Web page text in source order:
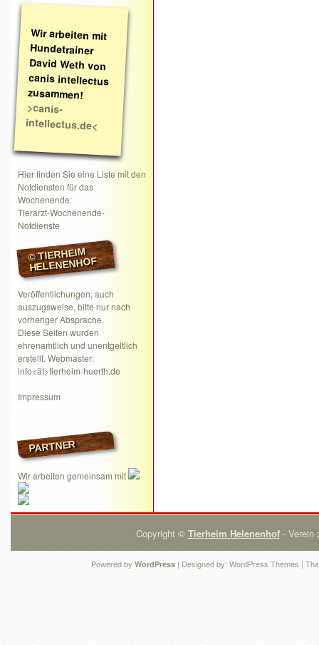
Wir arbeiten mit
Hundetrainer
David Weth von
canis intellectus
zusammen!
>canis-
intellectus.de<
Hier finden Sie eine Liste mit den
Notdiensten für das
Wochenende:
Tierarzt-Wochenende-
Notdienste
© TIERHEIM
HELENENHOF
Veröffentlichungen, auch
auszugsweise, bitte nur nach
vorheriger Absprache.
Diese Seiten wurden
ehrenamtlich und unentgeltlich
erstellt. Webmaster:
info<ät>tierheim-huerth.de
Impressum
PARTNER
Wir arbeiten gemeinsam mit
Copyright © Tierheim Helenenhof- Verein
Powered by WordPress | Designed by: WordPress Themes |